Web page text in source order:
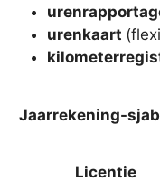
urenkaart
Jaarrekening-
Licentie